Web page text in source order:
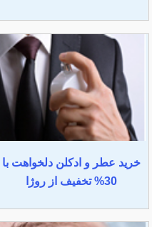
خرید عطر و ادکلن دلخواهت با
30% تخفیف از روژا